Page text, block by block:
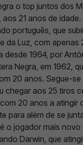
o top juntos dos
21 anos de idade.
português, que
da Luz, com
desde 1964, por
Negra, em 1962,
20 anos. Segue-se
chegar aos 25 tiros
20 anos a atingir
para além de se
o jogador mais
Darwin, que